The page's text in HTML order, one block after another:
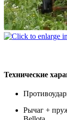
Технические
Рычаг +